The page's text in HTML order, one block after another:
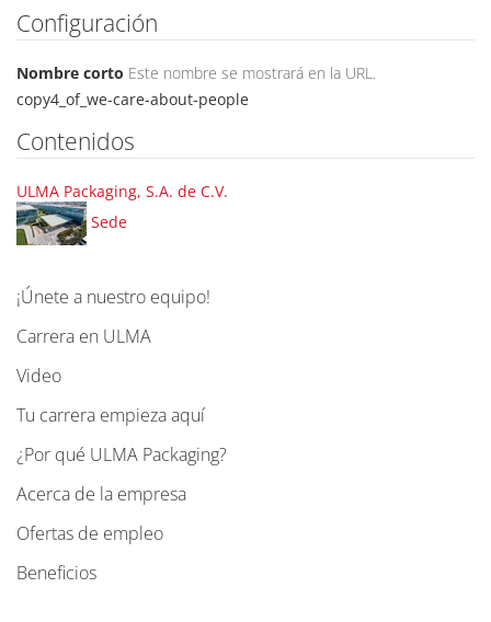
Configuración
Nombre corto Este nombre se mostrará en la URL.
copy4_of_we-care-about-people
Contenidos
ULMA Packaging, S.A. de C.V.
Sede
N
a
e
g
c
i
ó
¡Únete a nuestro equipo!
Carrera en ULMA
Video
Tu carrera empieza aquí
¿Por qué ULMA Packaging?
Acerca de la empresa
Ofertas de empleo
Beneficios